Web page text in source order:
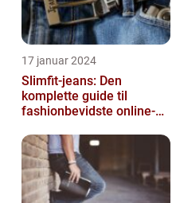
17 januar 2024
Slimfit-jeans: Den
komplette guide til
fashionbevidste online-